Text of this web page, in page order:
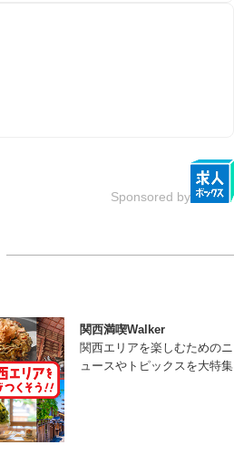
Sponsored by
関西満喫Walker
関西エリアを楽しむためのニ
ュースやトピックスを大特集